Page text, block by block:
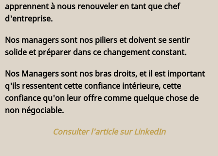
apprennent à nous renouveler en tant que chef
d'entreprise.
Nos managers sont nos piliers et doivent se sentir
solide et préparer dans ce changement constant.
Nos Managers sont nos bras droits, et il est important
q'ils ressentent cette confiance intérieure, cette
confiance qu'on leur offre comme quelque chose de
non négociable.
Consulter l'article sur LinkedIn